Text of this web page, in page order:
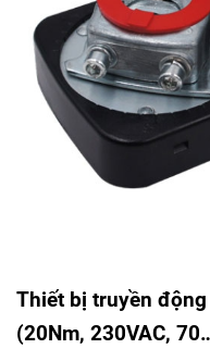
Thiết bị truyền động
(20Nm, 230VAC,